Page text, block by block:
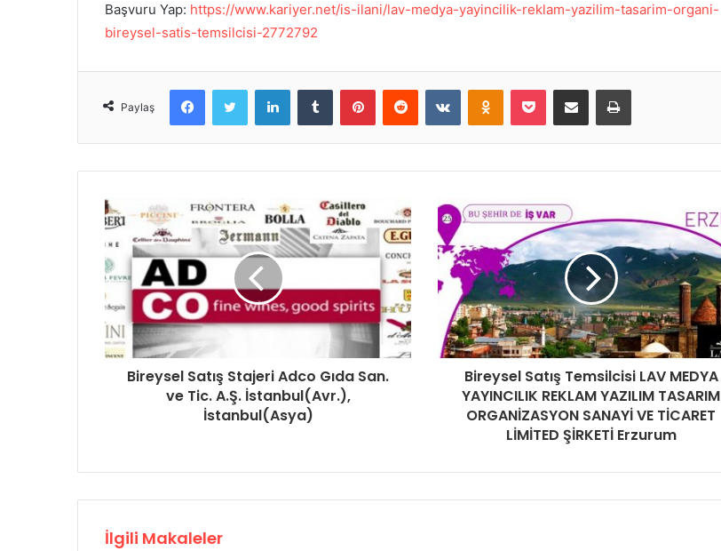
Başvuru Yap: https://www.kariyer.net/is-ilani/lav-medya-yayincilik-reklam-yazilim-tasarim-organi-
bireysel-satis-temsilcisi-2772792
Paylaş
Bireysel Satış Stajeri Adco Gıda San.
ve Tic. A.Ş. İstanbul(Avr.),
İstanbul(Asya)
Bireysel Satış Temsilcisi LAV MEDYA
YAYINCILIK REKLAM YAZILIM TASARIM
ORGANİZASYON SANAYİ VE TİCARET
LİMİTED ŞİRKETİ Erzurum
İlgili Makaleler